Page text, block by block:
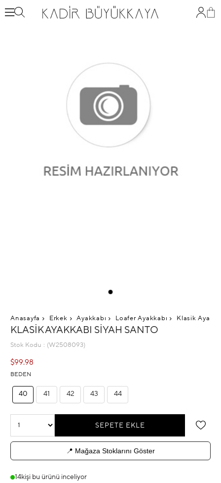
Anasayfa Erkek Ayakkabı Loafer Ayakkabı Klasik
KLASIK AYAKKABI SIYAH SANTO
Stok Kodu (W2508093)
$99.98
BEDEN
40 41 42 43 44
📍 Mağaza Stoklarını Göster
14kişi bu ürünü inceliyor